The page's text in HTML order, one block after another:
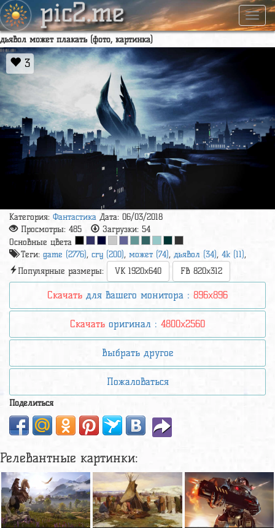
pic2.me
дьявол может плакать (фото, картинка)
3
Категория: Фантастика Дата: 06/03/2018
Просмотры: 485 Загрузки: 54
Основные цвета
Теги: game (2776), cry (200), может (74), дьявол (34), 4k (11),
Популярные размеры:
VK 1920x640 FB 820x312
Скачать для вашего монитора : 896x896
Скачать оригинал : 4800x2560
Выбрать другое
Пожаловаться
Поделиться
Релевантные картинки: